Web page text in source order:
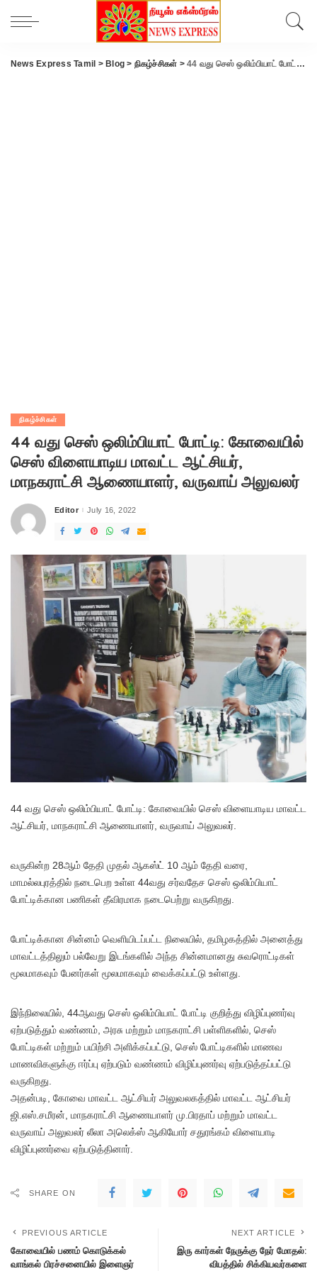
News Express Tamil > Blog > நிகழ்ச்சிகள் >44 வது செஸ் ஒலிம்பியாட் போட்டி: கோவையில் செஸ் விளையாடிய மாவட்ட ஆட்சியர், மாநகராட்சி ஆணையாளர், வருவாய் அலுவலர்
நிகழ்ச்சிகள்
44 வது செஸ் ஒலிம்பியாட் போட்டி: கோவையில்
செஸ் விளையாடிய மாவட்ட ஆட்சியர்,
மாநகராட்சி ஆணையாளர், வருவாய் அலுவலர்
Posted
Editor July 16, 2022
44 வது செஸ் ஒலிம்பியாட் போட்டி: கோவையில் செஸ் விளையாடிய மாவட்ட
ஆட்சியர், மாநகராட்சி ஆணையாளர், வருவாய் அலுவலர்.
வருகின்ற 28ஆம் தேதி முதல் ஆகஸ்ட் 10 ஆம் தேதி வரை,
மாமல்லபுரத்தில் நடைபெற உள்ள 44வது சர்வதேச செஸ் ஒலிம்பியாட்
போட்டிக்கான பணிகள் தீவிரமாக நடைபெற்று வருகிறது.
போட்டிக்கான சின்னம் வெளியிடப்பட்ட நிலையில், தமிழகத்தில் அனைத்து
மாவட்டத்திலும் பல்வேறு இடங்களில் அந்த சின்னமானது சுவரொட்டிகள்
மூலமாகவும் பேனர்கள் மூலமாகவும் வைக்கப்பட்டு உள்ளது.
இந்நிலையில், 44ஆவது செஸ் ஒலிம்பியாட் போட்டி குறித்து விழிப்புணர்வு
ஏற்படுத்தும் வண்ணம், அரசு மற்றும் மாநகராட்சி பள்ளிகளில், செஸ்
போட்டிகள் மற்றும் பயிற்சி அளிக்கப்பட்டு, செஸ் போட்டிகளில் மாணவ
மாணவிகளுக்கு ஈர்ப்பு ஏற்படும் வண்ணம் விழிப்புணர்வு ஏற்படுத்தப்பட்டு
வருகிறது.
அதன்படி, கோவை மாவட்ட ஆட்சியர் அலுவலகத்தில் மாவட்ட ஆட்சியர்
ஜி.எஸ்.சமீரன், மாநகராட்சி ஆணையாளர் மு.பிரதாப் மற்றும் மாவட்ட
வருவாய் அலுவலர் லீலா அலெக்ஸ் ஆகியோர் சதுரங்கம் விளையாடி
விழிப்புணர்வை ஏற்படுத்தினார்.
SHARE ON
PREVIOUS ARTICLE
கோவையில் பணம் கொடுக்கல்
வாங்கல் பிரச்சனையில் இளைஞர்
NEXT ARTICLE
இரு கார்கள் நேருக்கு நேர் மோதல்:
விபத்தில் சிக்கியவர்களை